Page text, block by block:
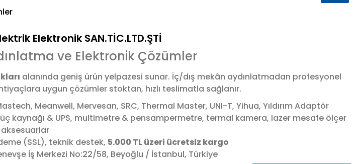
Elektronik SAN.TİC.LTD.ŞTİ
ve Elektronik Çözümler
alanında geniş ürün yelpazesi sunar. İç/dış mekân aydınlatmadan profesyonel
uygun çözümler stoktan, hızlı teslimatla sağlanır.
Meanwell, Mervesan, SRC, Thermal Master, UNI-T, Yihua, Yıldırım Adaptör
kaynağı & UPS, multimetre & pensampermetre, termal kamera, lazer mesafe ölçer
(SSL), teknik destek, 5.000 TL üzeri ücretsiz kargo
İş Merkezi No:22/58, Beyoğlu / İstanbul, Türkiye